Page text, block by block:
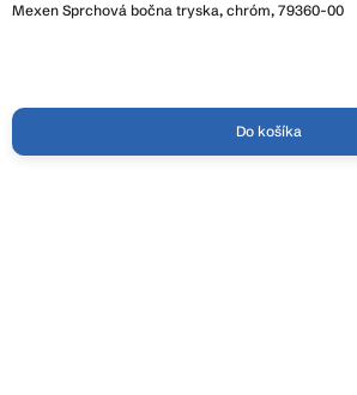
Mexen Sprchová bočna tryska, chróm, 79360-00
Do košíka